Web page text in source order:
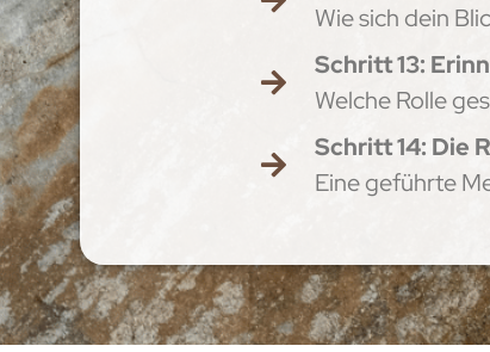
Wie sich dein
Schritt 13:
Welche Rolle
Schritt 14: Die
Eine geführte